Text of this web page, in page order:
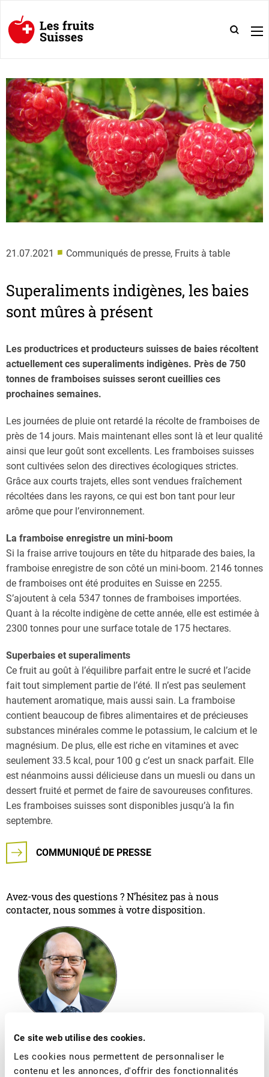
Ce site web utilise des cookies.
Les cookies nous permettent de personnaliser le
contenu et les annonces, d'offrir des fonctionnalités
21.07.2021 ■ Communiqués de presse, Fruits à table
Superaliments indigènes, les baies
sont mûres à présent
Les productrices et producteurs suisses de baies récoltent
actuellement ces superaliments indigènes. Près de 750
tonnes de framboises suisses seront cueillies ces
prochaines semaines.
Les journées de pluie ont retardé la récolte de framboises de
près de 14 jours. Mais maintenant elles sont là et leur qualité
ainsi que leur goût sont excellents. Les framboises suisses
sont cultivées selon des directives écologiques strictes.
Grâce aux courts trajets, elles sont vendues fraîchement
récoltées dans les rayons, ce qui est bon tant pour leur
arôme que pour l’environnement.
La framboise enregistre un mini-boom
Si la fraise arrive toujours en tête du hitparade des baies, la
framboise enregistre de son côté un mini-boom. 2146 tonnes
de framboises ont été produites en Suisse en 2255.
S’ajoutent à cela 5347 tonnes de framboises importées.
Quant à la récolte indigène de cette année, elle est estimée à
2300 tonnes pour une surface totale de 175 hectares.
Superbaies et superaliments
Ce fruit au goût à l’équilibre parfait entre le sucré et l’acide
fait tout simplement partie de l’été. Il n’est pas seulement
hautement aromatique, mais aussi sain. La framboise
contient beaucoup de fibres alimentaires et de précieuses
substances minérales comme le potassium, le calcium et le
magnésium. De plus, elle est riche en vitamines et avec
seulement 33.5 kcal, pour 100 g c’est un snack parfait. Elle
est néanmoins aussi délicieuse dans un muesli ou dans un
dessert fruité et permet de faire de savoureuses confitures.
Les framboises suisses sont disponibles jusqu’à la fin
septembre.
COMMUNIQUÉ DE PRESSE
Avez-vous des questions ? N’hésitez pas à nous
contacter, nous sommes à votre disposition.
Jimmy Mariéthoz
Directeur